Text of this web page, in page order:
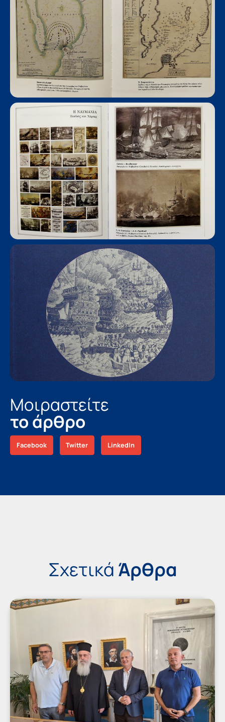
Μοιραστείτε
το άρθρο
Facebook Twitter LinkedIn
Σχετικά Άρθρα